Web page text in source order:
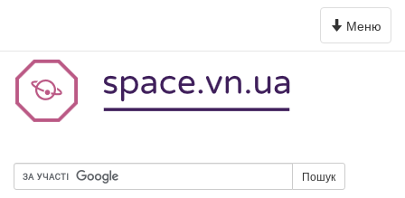
Toggle
navigation
Меню
Пошук